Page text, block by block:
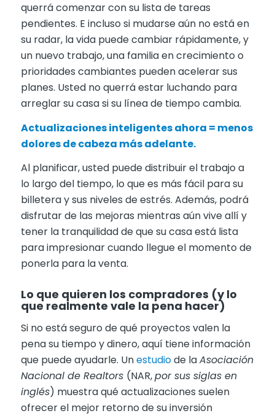
querrá comenzar con su lista de tareas
pendientes. E incluso si mudarse aún no está en
su radar, la vida puede cambiar rápidamente, y
un nuevo trabajo, una familia en crecimiento o
prioridades cambiantes pueden acelerar sus
planes. Usted no querrá estar luchando para
arreglar su casa si su línea de tiempo cambia.
Actualizaciones inteligentes ahora = menos
dolores de cabeza más adelante.
Al planificar, usted puede distribuir el trabajo a
lo largo del tiempo, lo que es más fácil para su
billetera y sus niveles de estrés. Además, podrá
disfrutar de las mejoras mientras aún vive allí y
tener la tranquilidad de que su casa está lista
para impresionar cuando llegue el momento de
ponerla para la venta.
Lo que quieren los compradores (y lo
que realmente vale la pena hacer)
Si no está seguro de qué proyectos valen la
pena su tiempo y dinero, aquí tiene información
que puede ayudarle. Unestudiode laAsociación
Nacional de Realtors (NAR,por sus siglas en
inglés) muestra qué actualizaciones suelen
ofrecer el mejor retorno de su inversión